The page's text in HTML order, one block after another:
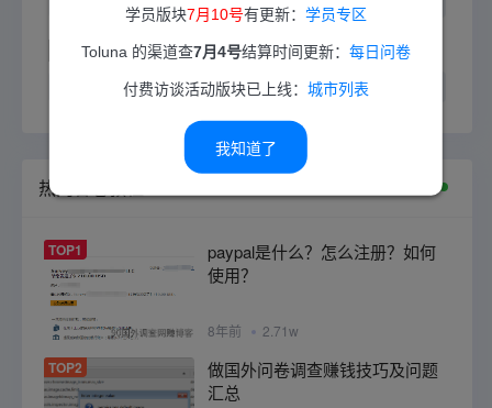
学员版块7月10号有更新： 学员专区
Toluna 的渠道查7月4号结算时间更新： 每日问卷
付费访谈活动版块已上线： 城市列表
我知道了
90海外问卷网 2026-05-30 20:57
@tian5798：不清楚哟，已经很久没...
热门答卷教程
TOP1
paypal是什么？怎么注册？如何
使用？
8年前 2.71w
TOP2
做国外问卷调查赚钱技巧及问题
汇总